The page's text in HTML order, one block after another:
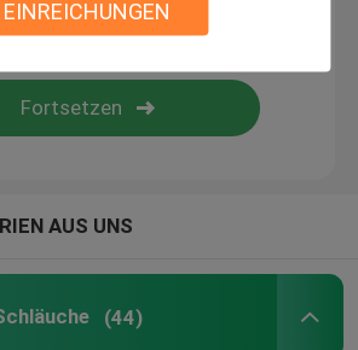
EINREICHUNGEN
sleeving
AUS UNS
(44)